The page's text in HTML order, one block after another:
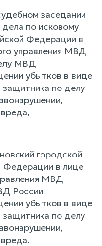
заседании
по исковому
Федерации в
управления МВД
МВД
убытков в виде
защитника по делу
городской
Федерации в лице
МВД
России
убытков в виде
защитника по делу